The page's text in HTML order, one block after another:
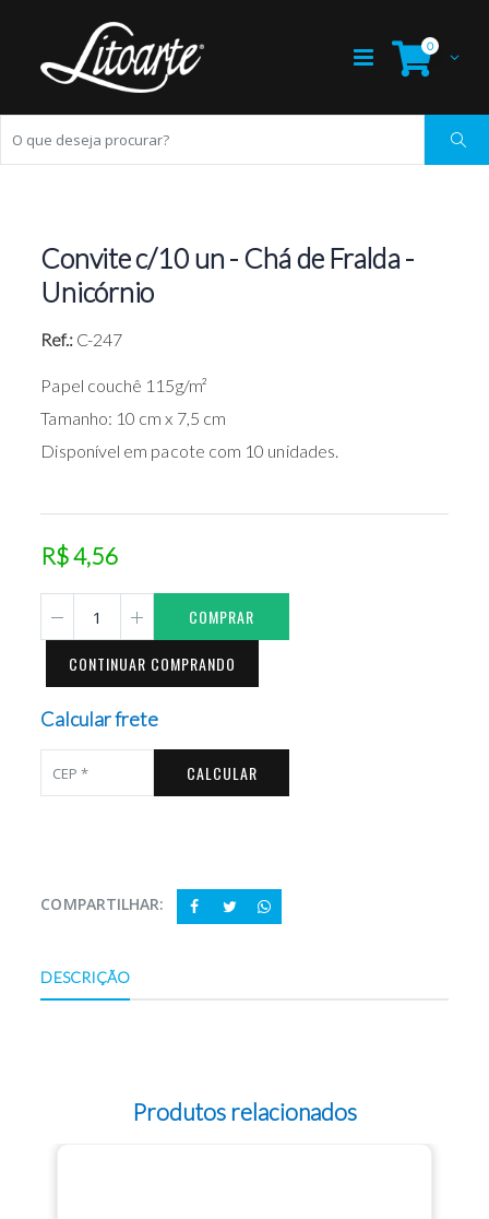
0
Convite c/10 un - Chá de Fralda -
Unicórnio
Ref.: C-247
Papel couchê 115g/m²
Tamanho: 10 cm x 7,5 cm
Disponível em pacote com 10 unidades.
R$ 4,56
COMPRAR
CONTINUAR COMPRANDO
Calcular frete
CALCULAR
COMPARTILHAR:
DESCRIÇÃO
Produtos relacionados